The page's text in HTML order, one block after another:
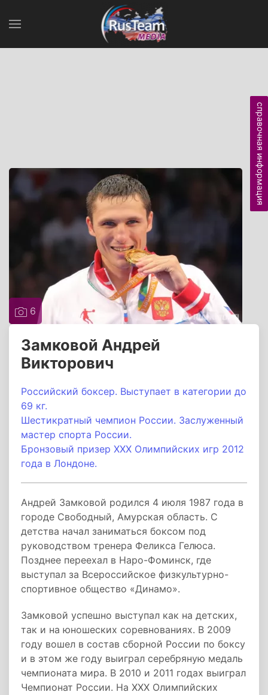
6
Замковой Андрей
Викторович
Российский боксер. Выступает в категории до
69 кг.
Шестикратный чемпион России. Заслуженный
мастер спорта России.
Бронзовый призер XXX Олимпийских игр 2012
года в Лондоне.
Андрей Замковой родился 4 июля 1987 года в
городе Свободный, Амурская область. С
детства начал заниматься боксом под
руководством тренера Феликса Гелюса.
Позднее переехал в Наро-Фоминск, где
выступал за Всероссийское физкультурно-
спортивное общество «Динамо».
Замковой успешно выступал как на детских,
так и на юношеских соревнованиях. В 2009
году вошел в состав сборной России по боксу
и в этом же году выиграл серебряную медаль
чемпионата мира. В 2010 и 2011 годах выиграл
Чемпионат России. На XXX Олимпийских
справочная информация